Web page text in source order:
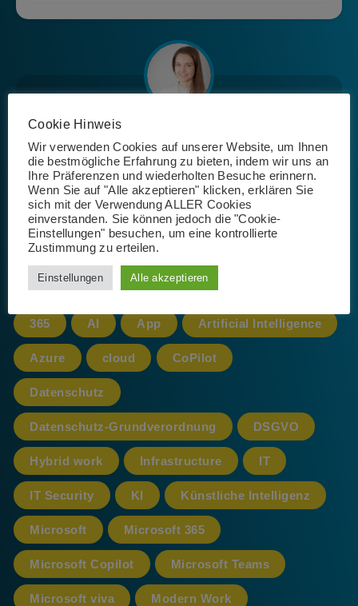
Josephin Riemer
Schlagwörter
365 AI App Artificial Intelligence
Azure cloud CoPilot
Datenschutz
Datenschutz-Grundverordnung DSGVO
Hybrid work Infrastructure IT
IT Security KI Künstliche Intelligenz
Microsoft Microsoft 365
Microsoft Copilot Microsoft Teams
Microsoft viva Modern Work
Cookie Hinweis
Wir verwenden Cookies auf unserer Website, um Ihnen
die bestmögliche Erfahrung zu bieten, indem wir uns an
Ihre Präferenzen und wiederholten Besuche erinnern.
Wenn Sie auf "Alle akzeptieren" klicken, erklären Sie
sich mit der Verwendung ALLER Cookies
einverstanden. Sie können jedoch die "Cookie-
Einstellungen" besuchen, um eine kontrollierte
Zustimmung zu erteilen.
Einstellungen Alle akzeptieren